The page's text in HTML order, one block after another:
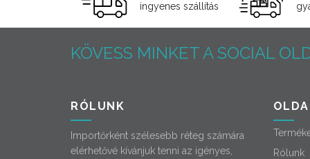
ingyenes szállítás
KÖVESS MINKET A SOCIAL
RÓLUNK
Importőrként szélesebb réteg számára
elérhetővé kívánjuk tenni az igényes,
Rólunk